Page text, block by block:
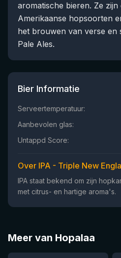
aromatische bieren. Ze
Amerikaanse hopsoorten
het brouwen van verse en
Pale Ales.
Bier Informatie
Serveertemperatuur:
Aanbevolen glas:
Untappd Score:
Over IPA - Triple New
IPA staat bekend om zijn
met citrus- en hartige aroma's.
Meer van Hopalaa
★3.94